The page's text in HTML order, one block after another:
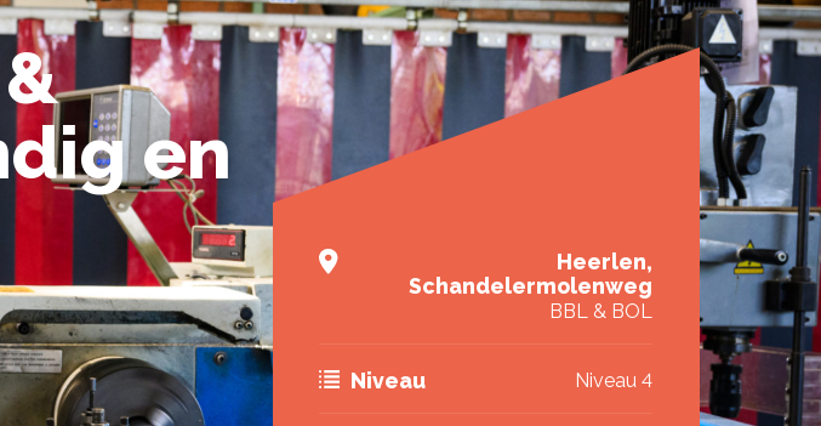
en
Heerlen,
Schandelermolenweg
BBL & BOL
Niveau Niveau 4
Je gaat de hele week naar school. Je loopt ook één of meerdere periodes
& werktuigbouwkundig en